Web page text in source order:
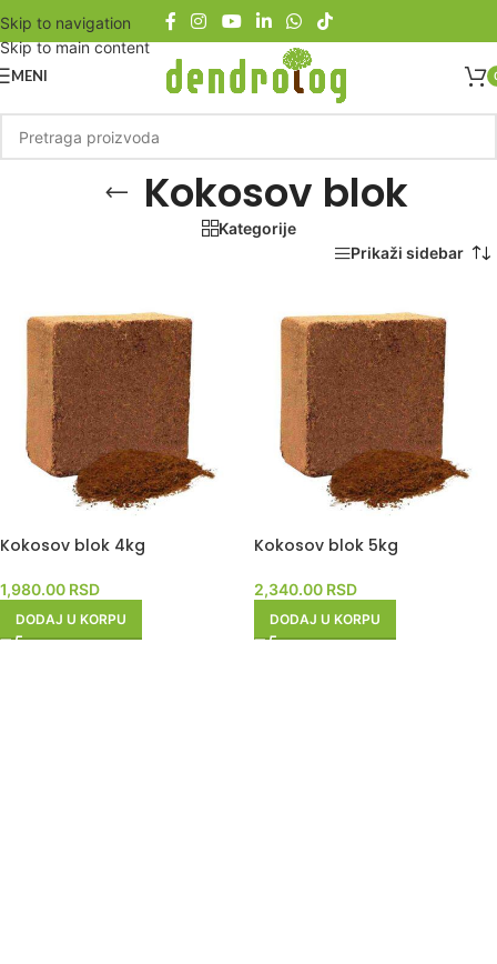
Skip to navigation
Skip to main content
MENI
Kokosov blok
Kategorije
Prikaži sidebar
Kokosov blok 4kg
1,980.00 RSD
DODAJ U KORPU
Kokosov blok 5kg
2,340.00 RSD
DODAJ U KORPU